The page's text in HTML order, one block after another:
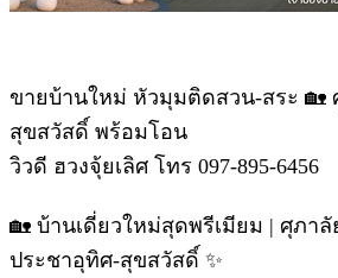
ขายบ้านใหม่ หัวมุมติดสวน-สระ 🏡
สุขสวัสดิ์ พร้อมโอน
วิวดี ฮวงจุ้ยเลิศ โทร 097-895-6456
🏡 บ้านเดี่ยวใหม่สุดพรีเมียม | ศุภา
ประชาอุทิศ-สุขสวัสดิ์ ✨